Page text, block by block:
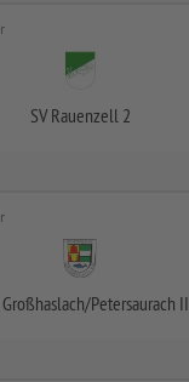
SV Rauenzell 2
Großhaslach/Petersaurach II